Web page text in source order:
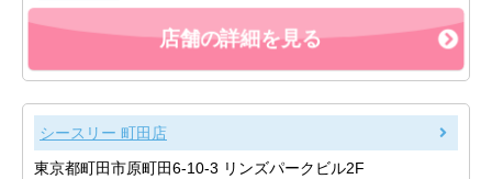
店舗の詳細を見る
シースリー 町田店
東京都町田市原町田6-10-3 リンズパークビル2F